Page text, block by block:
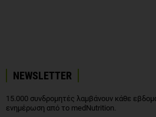
NEWSLETTER
15.000 συνδρομητές λαμβάνουν κάθε
ενημέρωση από το medNutrition.